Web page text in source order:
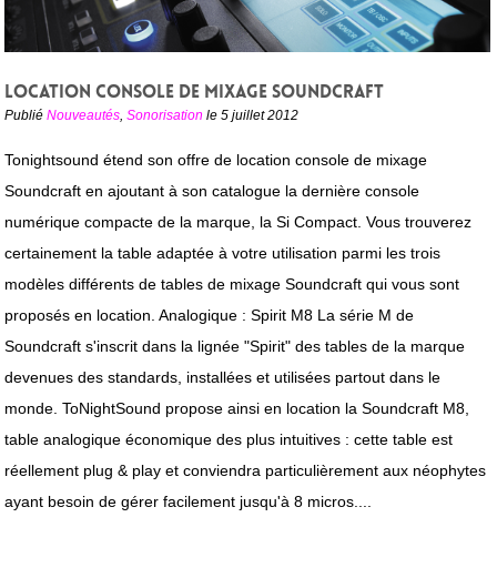
Location console de mixage Soundcraft
Publié Nouveautés, Sonorisation le 5 juillet 2012
Tonightsound étend son offre de location console de mixage
Soundcraft en ajoutant à son catalogue la dernière console
numérique compacte de la marque, la Si Compact. Vous trouverez
certainement la table adaptée à votre utilisation parmi les trois
modèles différents de tables de mixage Soundcraft qui vous sont
proposés en location. Analogique : Spirit M8 La série M de
Soundcraft s'inscrit dans la lignée "Spirit" des tables de la marque
devenues des standards, installées et utilisées partout dans le
monde. ToNightSound propose ainsi en location la Soundcraft M8,
table analogique économique des plus intuitives : cette table est
réellement plug & play et conviendra particulièrement aux néophytes
ayant besoin de gérer facilement jusqu'à 8 micros....